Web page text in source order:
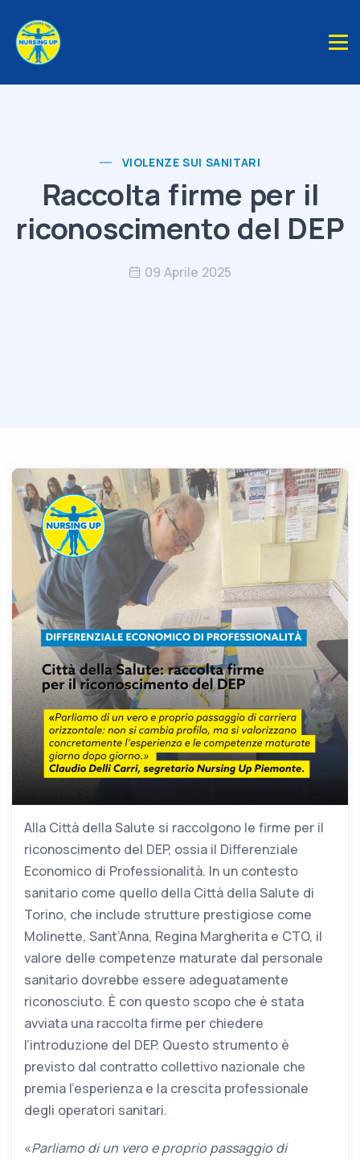
VIOLENZE SUI SANITARI
Raccolta firme per il
riconoscimento del DEP
09 Aprile 2025
Alla Città della Salute si raccolgono le firme per il
riconoscimento del DEP, ossia il Differenziale
Economico di Professionalità. In un contesto
sanitario come quello della Città della Salute di
Torino, che include strutture prestigiose come
Molinette, Sant’Anna, Regina Margherita e CTO, il
valore delle competenze maturate dal personale
sanitario dovrebbe essere adeguatamente
riconosciuto. È con questo scopo che è stata
avviata una raccolta firme per chiedere
l’introduzione del DEP. Questo strumento è
previsto dal contratto collettivo nazionale che
premia l’esperienza e la crescita professionale
degli operatori sanitari.
«Parliamo di un vero e proprio passaggio di